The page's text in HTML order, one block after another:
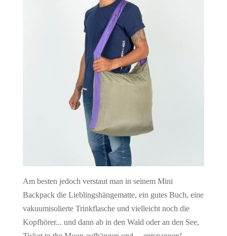
Am besten jedoch verstaut man in seinem Mini
Backpack die Lieblingshängematte, ein gutes Buch, eine
vakuumisolierte Trinkflasche und vielleicht noch die
Kopfhörer... und dann ab in den Wald oder an den See,